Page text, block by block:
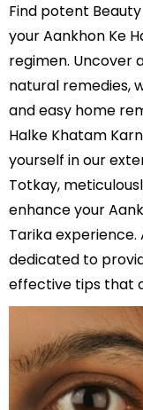
Find potent
your Aankhon Ke
regimen. Uncover
natural remedies,
and easy home
Halke Khatam
yourself in our
Totkay,
enhance your
Tarika experience.
dedicated to
effective tips that